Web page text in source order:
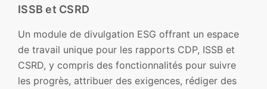
ISSB et CSRD
Un module de divulgation ESG offrant un espace
de travail unique pour les rapports CDP, ISSB et
CSRD, y compris des fonctionnalités pour suivre
les progrès, attribuer des exigences, rédiger des